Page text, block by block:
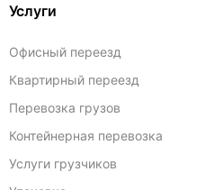
Услуги
Офисный переезд
Квартирный переезд
Перевозка грузов
Контейнерная перевозка
Услуги грузчиков